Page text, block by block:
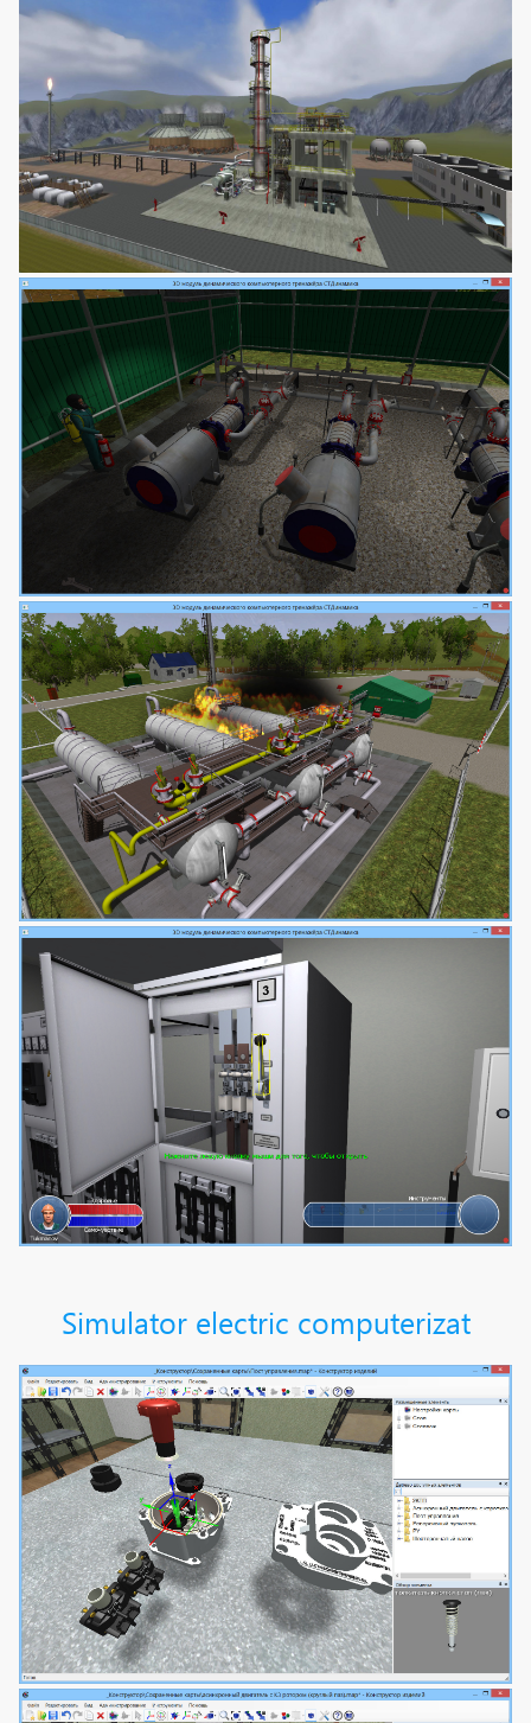
Simulator electric computerizat